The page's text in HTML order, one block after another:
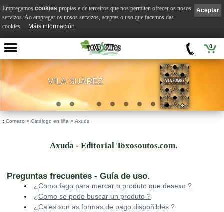
0
VILA SUÁREZ
:: Comezo > Catálogo en liña > Axuda
Axuda - Editorial Toxosoutos.com.
Preguntas frecuentes - Guía de uso.
¿Como fago para mercar o produto que desexo ?
¿Como se pode buscar un produto ?
¿Cales son as formas de pago dispoñibles ?
Aceptar
Empregamos cookies propias e de terceiros que nos permiten ofrecer os nosos
servizos. Ao empregar os nosos servizos, aceptas o uso que facemos das
cookies.
Máis información